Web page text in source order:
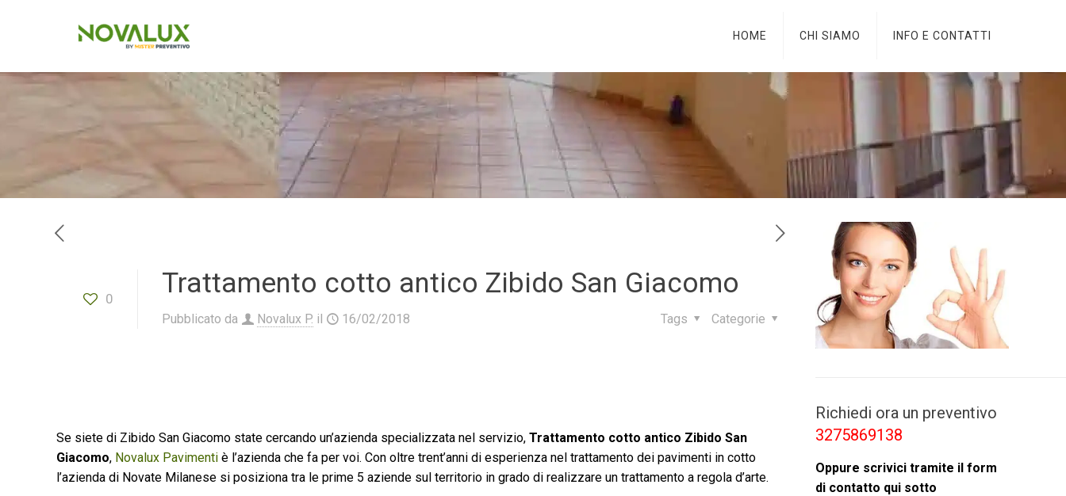
HOME CHI SIAMO INFO E CONTATTI
0 Trattamento cotto antico Zibido San Giacomo
Pubblicato da Novalux P. il 16/02/2018 Categorie
Tags
Se siete di Zibido San Giacomo state cercando un’azienda specializzata nel servizio,Trattamento cotto antico Zibido San
Giacomo, Novalux Pavimenti è l’azienda che fa per voi. Con oltre trent’anni di esperienza nel trattamento dei pavimenti in cotto
l’azienda di Novate Milanese si posiziona tra le prime 5 aziende sul territorio in grado di realizzare un trattamento a regola d’arte.
Richiedi ora un preventivo
3275869138
Oppure scrivici tramite il form
di contatto qui sotto